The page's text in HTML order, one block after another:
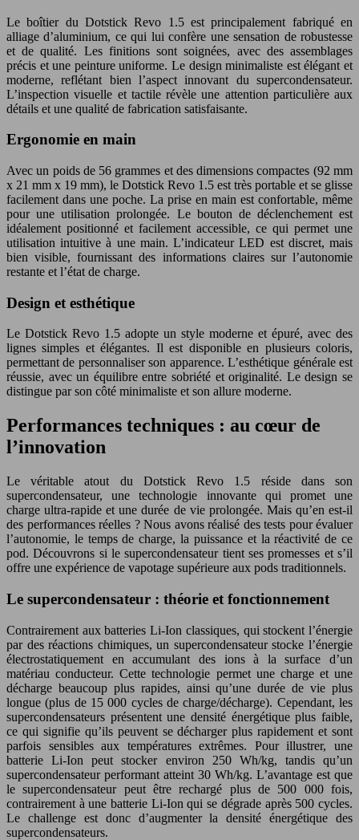
Le boîtier du Dotstick Revo 1.5 est principalement fabriqué en
alliage d’aluminium, ce qui lui confère une sensation de robustesse
et de qualité. Les finitions sont soignées, avec des assemblages
précis et une peinture uniforme. Le design minimaliste est élégant et
moderne, reflétant bien l’aspect innovant du supercondensateur.
L’inspection visuelle et tactile révèle une attention particulière aux
détails et une qualité de fabrication satisfaisante.
Ergonomie en main
Avec un poids de 56 grammes et des dimensions compactes (92 mm
x 21 mm x 19 mm), le Dotstick Revo 1.5 est très portable et se glisse
facilement dans une poche. La prise en main est confortable, même
pour une utilisation prolongée. Le bouton de déclenchement est
idéalement positionné et facilement accessible, ce qui permet une
utilisation intuitive à une main. L’indicateur LED est discret, mais
bien visible, fournissant des informations claires sur l’autonomie
restante et l’état de charge.
Design et esthétique
Le Dotstick Revo 1.5 adopte un style moderne et épuré, avec des
lignes simples et élégantes. Il est disponible en plusieurs coloris,
permettant de personnaliser son apparence. L’esthétique générale est
réussie, avec un équilibre entre sobriété et originalité. Le design se
distingue par son côté minimaliste et son allure moderne.
Performances techniques : au cœur de
l’innovation
Le véritable atout du Dotstick Revo 1.5 réside dans son
supercondensateur, une technologie innovante qui promet une
charge ultra-rapide et une durée de vie prolongée. Mais qu’en est-il
des performances réelles ? Nous avons réalisé des tests pour évaluer
l’autonomie, le temps de charge, la puissance et la réactivité de ce
pod. Découvrons si le supercondensateur tient ses promesses et s’il
offre une expérience de vapotage supérieure aux pods traditionnels.
Le supercondensateur : théorie et fonctionnement
Contrairement aux batteries Li-Ion classiques, qui stockent l’énergie
par des réactions chimiques, un supercondensateur stocke l’énergie
électrostatiquement en accumulant des ions à la surface d’un
matériau conducteur. Cette technologie permet une charge et une
décharge beaucoup plus rapides, ainsi qu’une durée de vie plus
longue (plus de 15 000 cycles de charge/décharge). Cependant, les
supercondensateurs présentent une densité énergétique plus faible,
ce qui signifie qu’ils peuvent se décharger plus rapidement et sont
parfois sensibles aux températures extrêmes. Pour illustrer, une
batterie Li-Ion peut stocker environ 250 Wh/kg, tandis qu’un
supercondensateur performant atteint 30 Wh/kg. L’avantage est que
le supercondensateur peut être rechargé plus de 500 000 fois,
contrairement à une batterie Li-Ion qui se dégrade après 500 cycles.
Le challenge est donc d’augmenter la densité énergétique des
supercondensateurs.